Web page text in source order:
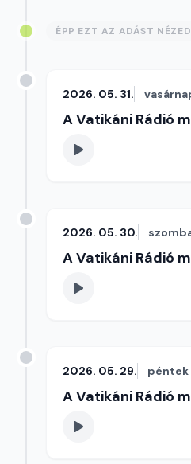
ÉPP EZT AZ ADÁST NÉZED
2026. 05. 31.
A Vatikáni Rádió
2026. 05. 30.
A Vatikáni Rádió
2026. 05. 29. péntek
A Vatikáni Rádió